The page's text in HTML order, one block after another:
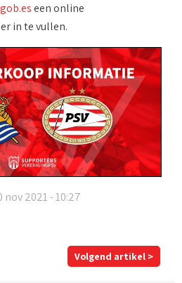
een online
in te vullen.
2021 - 10:27
Volgend artikel >